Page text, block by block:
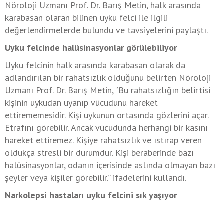
Nöroloji Uzmanı Prof. Dr. Barış Metin, halk arasında
karabasan olaran bilinen uyku felci ile ilgili
değerlendirmelerde bulundu ve tavsiyelerini paylaştı.
Uyku felcinde halüsinasyonlar görülebiliyor
Uyku felcinin halk arasında karabasan olarak da
adlandırılan bir rahatsızlık olduğunu belirten Nöroloji
Uzmanı Prof. Dr. Barış Metin, “Bu rahatsızlığın belirtisi
kişinin uykudan uyanıp vücudunu hareket
ettirememesidir. Kişi uykunun ortasında gözlerini açar.
Etrafını görebilir. Ancak vücudunda herhangi bir kasını
hareket ettiremez. Kişiye rahatsızlık ve ıstırap veren
oldukça stresli bir durumdur. Kişi beraberinde bazı
halüsinasyonlar, odanın içerisinde aslında olmayan bazı
şeyler veya kişiler görebilir.” ifadelerini kullandı.
Narkolepsi hastaları uyku felcini sık yaşıyor